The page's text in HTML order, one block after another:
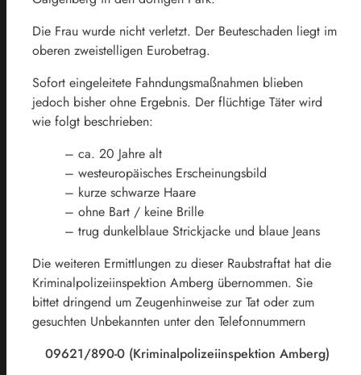
Die Frau wurde nicht verletzt. Der Beuteschaden liegt im
oberen zweistelligen Eurobetrag.
Sofort eingeleitete Fahndungsmaßnahmen blieben
jedoch bisher ohne Ergebnis. Der flüchtige Täter wird
wie folgt beschrieben:
– ca. 20 Jahre alt
– westeuropäisches Erscheinungsbild
– kurze schwarze Haare
– ohne Bart / keine Brille
– trug dunkelblaue Strickjacke und blaue Jeans
Die weiteren Ermittlungen zu dieser Raubstraftat hat die
Kriminalpolizeiinspektion Amberg übernommen. Sie
bittet dringend um Zeugenhinweise zur Tat oder zum
gesuchten Unbekannten unter den Telefonnummern
09621/890-0 (Kriminalpolizeiinspektion Amberg)